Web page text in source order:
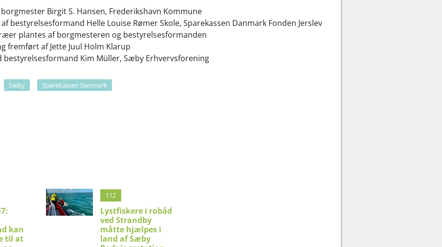
Birgit S. Hansen, Frederikshavn Kommune
bestyrelsesformand Helle Louise Rømer Skole, Sparekassen Danmark Fonden Jerslev
plantes af borgmesteren og bestyrelsesformanden
fremført af Jette Juul Holm Klarup
bestyrelsesformand Kim Müller, Sæby Erhvervsforening
Sæby Sparekassen Danmark
kan
til at
112
Lystfiskere i robåd
ved Strandby
måtte hjælpes i
land af Sæby